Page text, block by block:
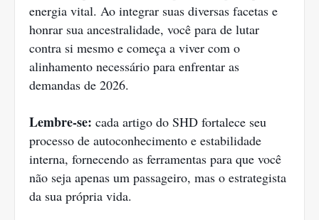
energia vital. Ao integrar suas diversas facetas e
honrar sua ancestralidade, você para de lutar
contra si mesmo e começa a viver com o
alinhamento necessário para enfrentar as
demandas de 2026.
Lembre-se: cada artigo do SHD fortalece seu
processo de autoconhecimento e estabilidade
interna, fornecendo as ferramentas para que você
não seja apenas um passageiro, mas o estrategista
da sua própria vida.